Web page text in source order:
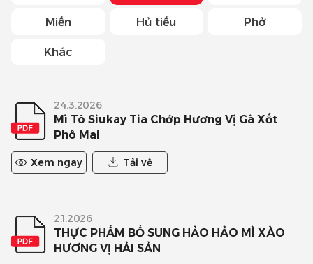
Miến Hủ tiếu Phở
Khác
24.3.2026
Mì Tô Siukay Tia Chớp Hương Vị Gà Xốt
Phô Mai
Xem ngay Tải về
2.1.2026
THỰC PHẨM BỔ SUNG HẢO HẢO MÌ XÀO
HƯƠNG VỊ HẢI SẢN